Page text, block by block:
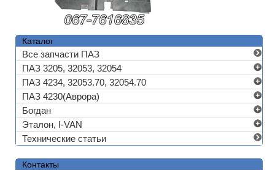
Каталог
Все запчасти ПАЗ
ПАЗ 3205, 32053, 32054
ПАЗ 4234, 32053.70, 32054.70
ПАЗ 4230(Аврора)
Богдан
Эталон, I-VAN
Технические статьи
Контакты